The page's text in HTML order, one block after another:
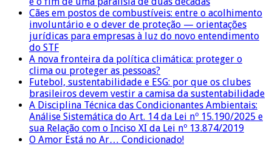
Cães em postos de combustíveis: entre o acolhimento
involuntário e o dever de proteção — orientações
jurídicas para empresas à luz do novo entendimento
do STF
A nova fronteira da política climática: proteger o
clima ou proteger as pessoas?
Futebol, sustentabilidade e ESG: por que os clubes
brasileiros devem vestir a camisa da sustentabilidade
A Disciplina Técnica das Condicionantes Ambientais:
Análise Sistemática do Art. 14 da Lei nº 15.190/2025 e
sua Relação com o Inciso XI da Lei nº 13.874/2019
O Amor Está no Ar… Condicionado!